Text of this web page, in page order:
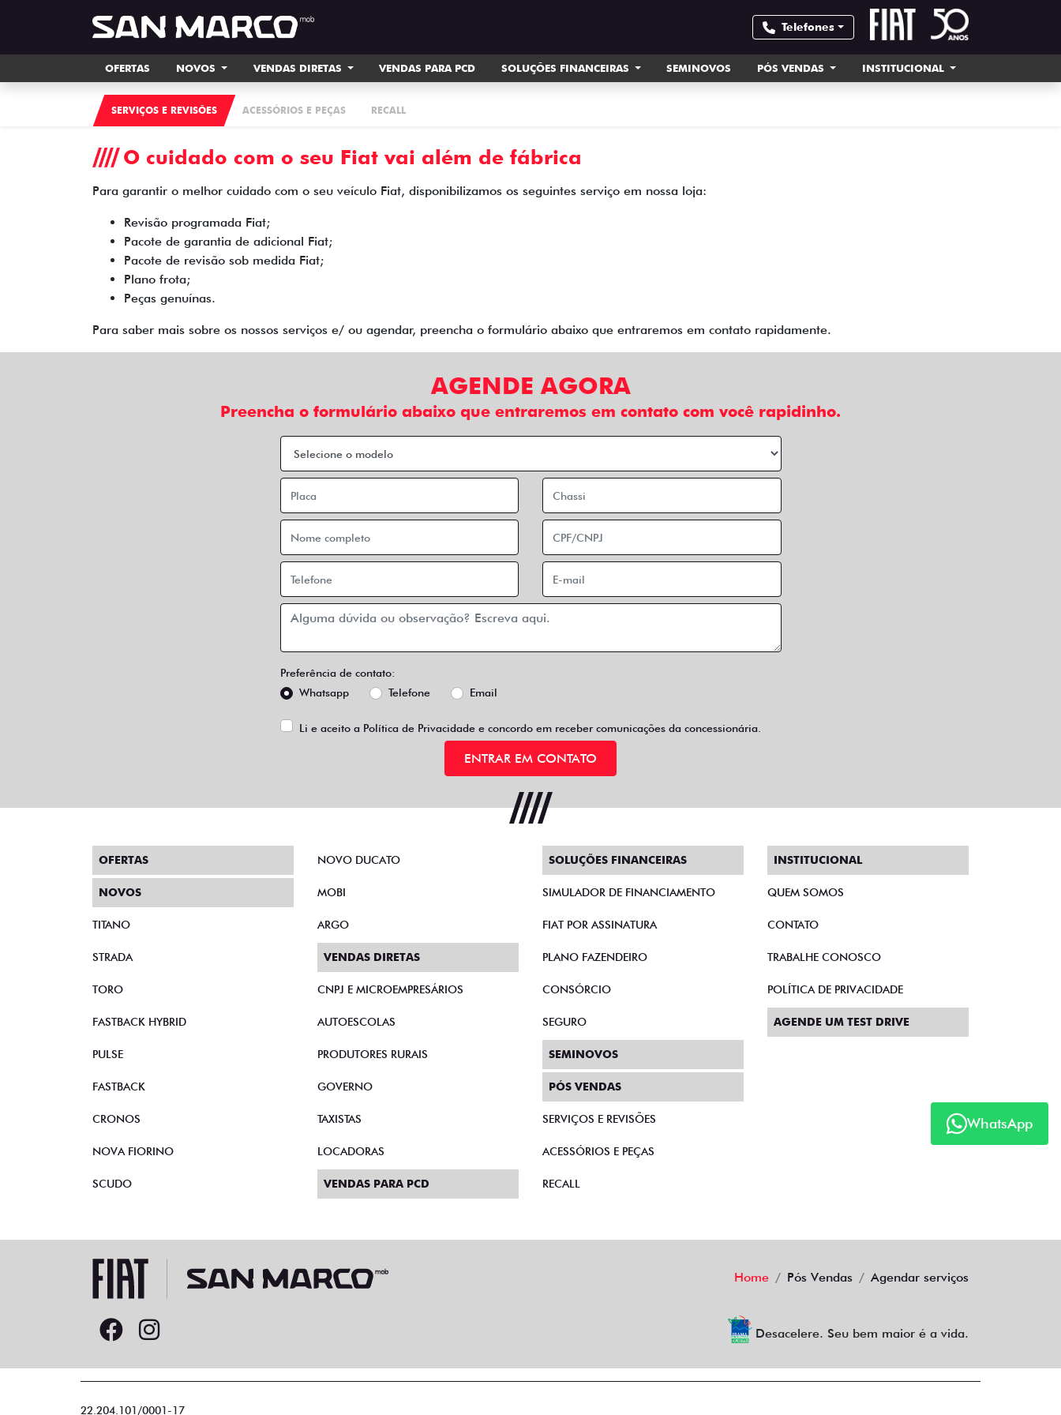
Telefones
OFERTAS NOVOS VENDAS DIRETAS VENDAS PARA PCD SOLUÇÕES FINANCEIRAS SEMINOVOS PÓS VENDAS INSTITUCIONAL
SERVIÇOS E REVISÕES ACESSÓRIOS E PEÇAS RECALL
O cuidado com o seu Fiat vai além de fábrica
Para garantir o melhor cuidado com o seu veículo Fiat, disponibilizamos os seguintes serviço em nossa loja:
Revisão programada Fiat;
Pacote de garantia de adicional Fiat;
Pacote de revisão sob medida Fiat;
Plano frota;
Peças genuínas.
Para saber mais sobre os nossos serviços e/ ou agendar, preencha o formulário abaixo que entraremos em contato rapidamente.
AGENDE AGORA
Preencha o formulário abaixo que entraremos em contato com você rapidinho.
Preferência de contato:
Whatsapp
Telefone Email
Li e aceito a Política de Privacidadee concordo em receber comunicações da concessionária.
ENTRAR EM CONTATO
WhatsApp
OFERTAS
NOVOS
TITANO
STRADA
TORO
FASTBACK HYBRID
PULSE
FASTBACK
CRONOS
NOVA FIORINO
SCUDO
NOVO DUCATO
MOBI
ARGO
VENDAS DIRETAS
CNPJ E MICROEMPRESÁRIOS
AUTOESCOLAS
PRODUTORES RURAIS
GOVERNO
TAXISTAS
LOCADORAS
VENDAS PARA PCD
SOLUÇÕES FINANCEIRAS
SIMULADOR DE FINANCIAMENTO
FIAT POR ASSINATURA
PLANO FAZENDEIRO
CONSÓRCIO
SEGURO
SEMINOVOS
PÓS VENDAS
SERVIÇOS E REVISÕES
ACESSÓRIOS E PEÇAS
RECALL
INSTITUCIONAL
QUEM SOMOS
CONTATO
TRABALHE CONOSCO
POLÍTICA DE PRIVACIDADE
AGENDE UM TEST DRIVE
Home Pós Vendas Agendar serviços
Desacelere. Seu bem maior é a vida.
22.204.101/0001-17